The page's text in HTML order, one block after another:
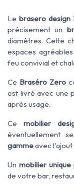
Le brasero design
précisement un
diamètres. Cette
espaces
feu convivial et
Ce Braséro Zero
est livré avec une
après usage.
Cemobilier
éventuellement
gammeavec
Un mobilier unique
de votre bar,